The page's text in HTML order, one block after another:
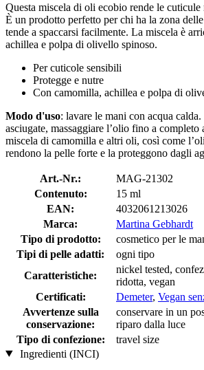
Questa miscela di oli ecobio rende le cuticule
È un prodotto perfetto per chi ha la zona
tende a spaccarsi facilmente. La miscela è
achillea e polpa di olivello spinoso.
Per cuticole sensibili
Protegge e nutre
Con camomilla, achillea e polpa di
Modo d'uso: lavare le mani con acqua
asciugate, massaggiare l’olio fino a completo
miscela di camomilla e altri oli, così come
rendono la pelle forte e la proteggono dagli
Art.-Nr.:
MAG-21302
Contenuto:
15 ml
EAN:
4032061213026
Marca:
Martina Gebhardt
Tipo di prodotto:
cosmetico per le
Tipi di pelle adatti:
ogni tipo
Caratteristiche:
nickel tested,
ridotta, vegan
Certificati:
Demeter, Vegan
Avvertenze sulla
conservazione:
conservare in un
riparo dalla luce
Tipo di confezione:
travel size
Ingredienti (INCI)